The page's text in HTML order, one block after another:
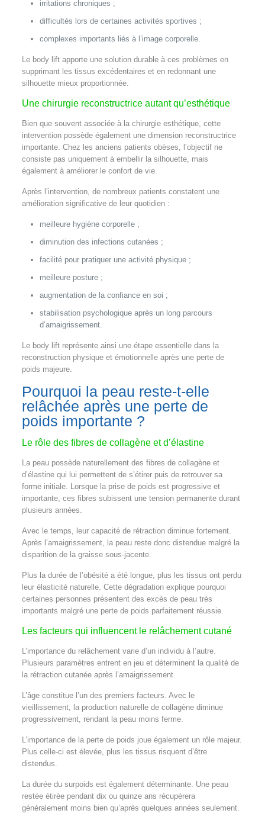
irritations chroniques ;
difficultés lors de certaines activités sportives ;
complexes importants liés à l’image corporelle.
Le body lift apporte une solution durable à ces problèmes en
supprimant les tissus excédentaires et en redonnant une
silhouette mieux proportionnée.
Une chirurgie reconstructrice autant qu’esthétique
Bien que souvent associée à la chirurgie esthétique, cette
intervention possède également une dimension reconstructrice
importante. Chez les anciens patients obèses, l’objectif ne
consiste pas uniquement à embellir la silhouette, mais
également à améliorer le confort de vie.
Après l’intervention, de nombreux patients constatent une
amélioration significative de leur quotidien :
meilleure hygiène corporelle ;
diminution des infections cutanées ;
facilité pour pratiquer une activité physique ;
meilleure posture ;
augmentation de la confiance en soi ;
stabilisation psychologique après un long parcours
d’amaigrissement.
Le body lift représente ainsi une étape essentielle dans la
reconstruction physique et émotionnelle après une perte de
poids majeure.
Pourquoi la peau reste-t-elle
relâchée après une perte de
poids importante ?
Le rôle des fibres de collagène et d’élastine
La peau possède naturellement des fibres de collagène et
d’élastine qui lui permettent de s’étirer puis de retrouver sa
forme initiale. Lorsque la prise de poids est progressive et
importante, ces fibres subissent une tension permanente durant
plusieurs années.
Avec le temps, leur capacité de rétraction diminue fortement.
Après l’amaigrissement, la peau reste donc distendue malgré la
disparition de la graisse sous-jacente.
Plus la durée de l’obésité a été longue, plus les tissus ont perdu
leur élasticité naturelle. Cette dégradation explique pourquoi
certaines personnes présentent des excès de peau très
importants malgré une perte de poids parfaitement réussie.
Les facteurs qui influencent le relâchement cutané
L’importance du relâchement varie d’un individu à l’autre.
Plusieurs paramètres entrent en jeu et déterminent la qualité de
la rétraction cutanée après l’amaigrissement.
L’âge constitue l’un des premiers facteurs. Avec le
vieillissement, la production naturelle de collagène diminue
progressivement, rendant la peau moins ferme.
L’importance de la perte de poids joue également un rôle majeur.
Plus celle-ci est élevée, plus les tissus risquent d’être
distendus.
La durée du surpoids est également déterminante. Une peau
restée étirée pendant dix ou quinze ans récupérera
généralement moins bien qu’après quelques années seulement.